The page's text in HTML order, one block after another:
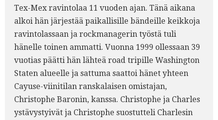
Tex-Mex ravintolaa 11 vuoden ajan. Tänä aikana
alkoi hän järjestää paikallisille bändeille keikkoja
ravintolassaan ja rockmanagerin työstä tuli
hänelle toinen ammatti. Vuonna 1999 ollessaan 39
vuotias päätti hän lähteä road tripille Washington
Staten alueelle ja sattuma saattoi hänet yhteen
Cayuse-viinitilan ranskalaisen omistajan,
Christophe Baronin, kanssa. Christophe ja Charles
ystävystyivät ja Christophe suostutteli Charlesin